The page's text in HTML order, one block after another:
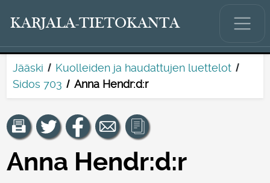
KARJALA-TIETOKANTA
Jääski
Kuolleiden ja haudattujen luettelot
Sidos 703
Anna Hendr:d:r
Anna Hendr:d:r